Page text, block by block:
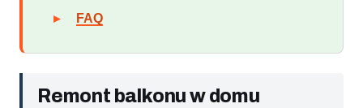
FAQ
Remont balkonu w domu